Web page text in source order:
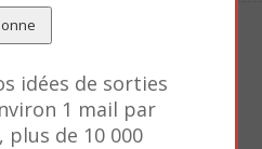
idées de sorties
1 mail par
plus de 10 000